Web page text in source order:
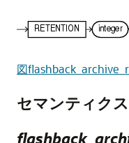
図
セマンティクス